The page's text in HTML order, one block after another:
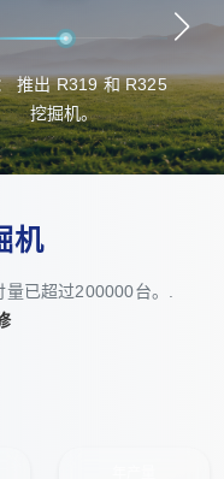
推出 R319 和 R325
挖掘机。
突
机
已超过200000台。.